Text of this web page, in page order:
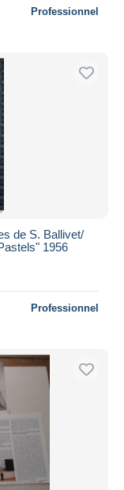
Professionnel
de S. Ballivet/
1956
Professionnel